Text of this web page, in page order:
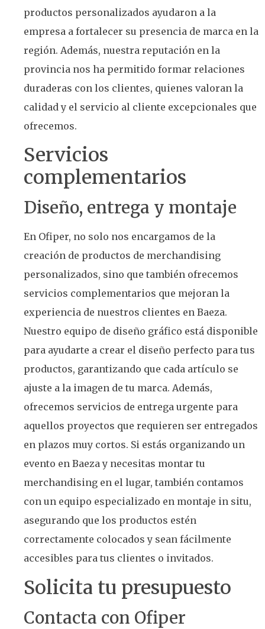
productos personalizados ayudaron a la
empresa a fortalecer su presencia de marca en la
región. Además, nuestra reputación en la
provincia nos ha permitido formar relaciones
duraderas con los clientes, quienes valoran la
calidad y el servicio al cliente excepcionales que
ofrecemos.
Servicios
complementarios
Diseño, entrega y montaje
En Ofiper, no solo nos encargamos de la
creación de productos de merchandising
personalizados, sino que también ofrecemos
servicios complementarios que mejoran la
experiencia de nuestros clientes en Baeza.
Nuestro equipo de diseño gráfico está disponible
para ayudarte a crear el diseño perfecto para tus
productos, garantizando que cada artículo se
ajuste a la imagen de tu marca. Además,
ofrecemos servicios de entrega urgente para
aquellos proyectos que requieren ser entregados
en plazos muy cortos. Si estás organizando un
evento en Baeza y necesitas montar tu
merchandising en el lugar, también contamos
con un equipo especializado en montaje in situ,
asegurando que los productos estén
correctamente colocados y sean fácilmente
accesibles para tus clientes o invitados.
Solicita tu presupuesto
Contacta con Ofiper